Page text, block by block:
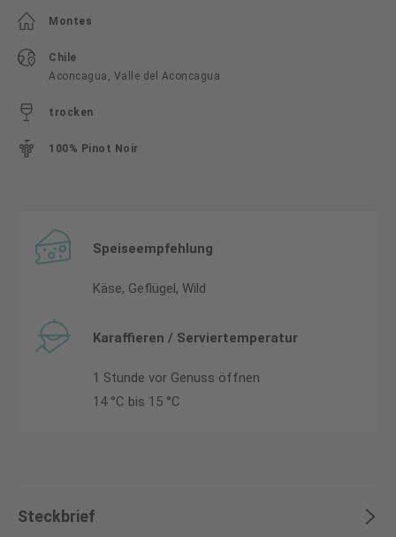
Montes
Chile
Aconcagua, Valle del Aconcagua
trocken
100% Pinot Noir
Speiseempfehlung
Käse, Geflügel, Wild
Karaffieren / Serviertemperatur
1 Stunde vor Genuss öffnen
14 °C bis 15 °C
Steckbrief